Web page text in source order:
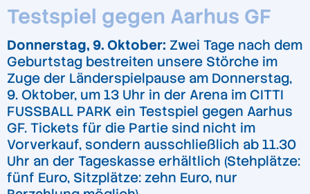
Testspiel gegen Aarhus GF
Donnerstag, 9. Oktober: Zwei Tage nach dem
Geburtstag bestreiten unsere Störche im
Zuge der Länderspielpause am Donnerstag,
9. Oktober, um 13 Uhr in der Arena im CITTI
FUSSBALL PARK ein Testspiel gegen Aarhus
GF. Tickets für die Partie sind nicht im
Vorverkauf, sondern ausschließlich ab 11.30
Uhr an der Tageskasse erhältlich (Stehplätze:
fünf Euro, Sitzplätze: zehn Euro, nur